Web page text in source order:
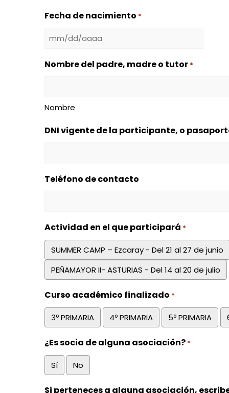
Fecha de nacimiento *
barra
AAAA
Nombre del padre, madre o tutor *
Nombre
DNI vigente de la participante, o
Teléfono de contacto
Actividad en el que participará *
SUMMER CAMP – Ezcaray - Del 21 al 27 de junio
PEÑAMAYOR II- ASTURIAS - Del 14 al 20 de julio
Curso académico finalizado *
3º PRIMARIA 4º PRIMARIA 5º PRIMARIA
¿Es socia de alguna asociación? *
Sí No
Si perteneces a alguna asociación,